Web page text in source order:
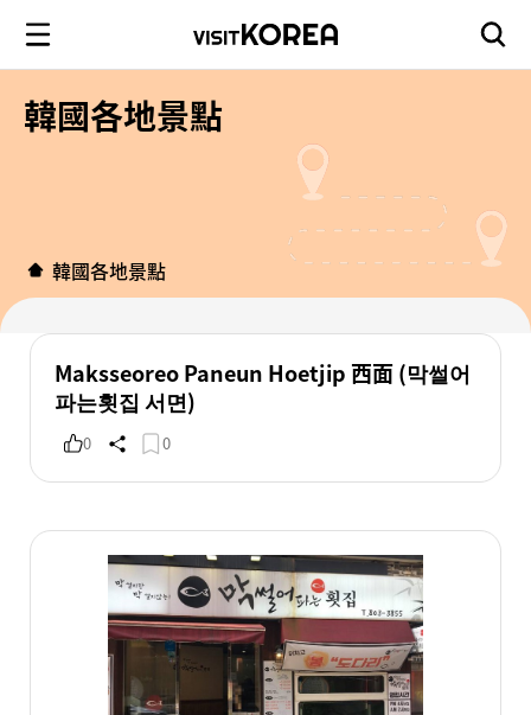
韓國各地景點
韓國各地景點
Maksseoreo Paneun Hoetjip 西面 (막썰어
파는횟집 서면)
0 0